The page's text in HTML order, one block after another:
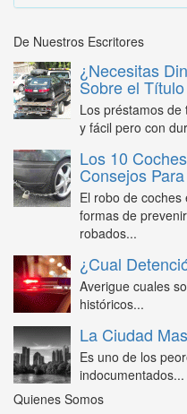
De Nuestros Escritores
¿Necesitas
Sobre el
Los préstamos
y fácil pero con
Los 10
Consejos
El robo de
formas de
robados...
¿Cual
Averigue cuales
históricos...
La Ciudad
Es uno de los
indocumentados...
Quienes Somos